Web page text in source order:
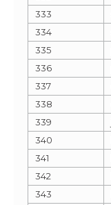
333
334
335
336
337
338
339
340
341
342
343